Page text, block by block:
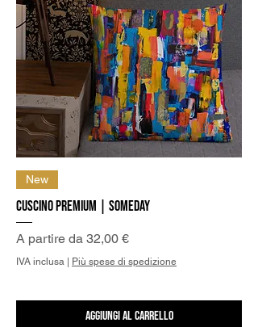
New
Cuscino Premium | Someday
A partire da 32,00 €
Prezzo scontato
IVA inclusa | Più spese di spedizione
Aggiungi al carrello